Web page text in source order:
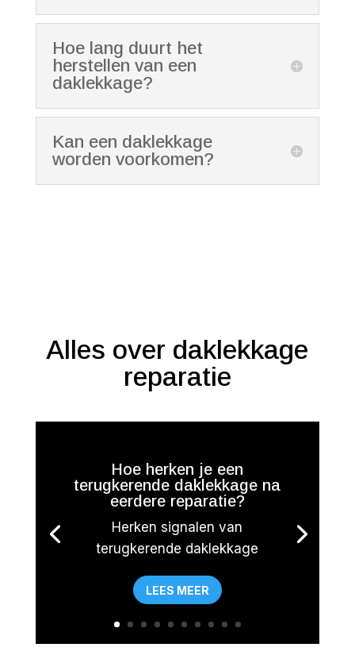
Hoe lang duurt het
herstellen van een
daklekkage?
Kan een daklekkage
worden voorkomen?
Alles over daklekkage
reparatie
Hoe herken je een
terugkerende daklekkage na
eerdere reparatie?
Herken signalen van
terugkerende daklekkage
LEES MEER